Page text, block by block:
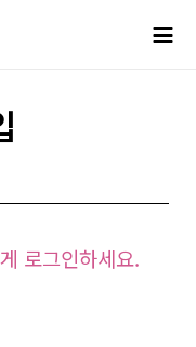
로그인하세요.